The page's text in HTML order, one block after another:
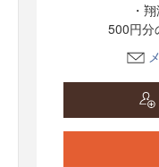
・
500円分